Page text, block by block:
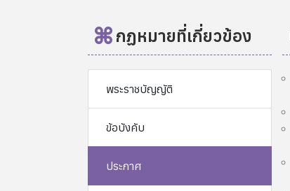
กฏหมายที่เกี่ยวข้อง
พระราชบัญญัติ
ข้อบังคับ
ประกาศ